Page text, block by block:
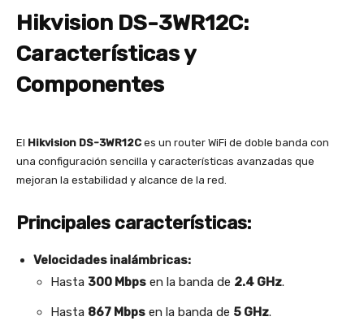
Hikvision DS-3WR12C:
Características y
Componentes
El Hikvision DS-3WR12C es un router WiFi de doble banda con
una configuración sencilla y características avanzadas que
mejoran la estabilidad y alcance de la red.
Principales características:
Velocidades inalámbricas:
Hasta 300 Mbps en la banda de 2.4 GHz.
Hasta 867 Mbps en la banda de 5 GHz.